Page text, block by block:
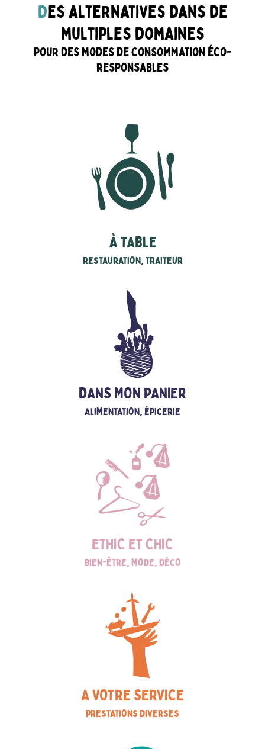
Des alternatives dans de
multiples domaines
pour des modes de consommation éco-
responsables
À TABLE
Restauration, traiteur
DANS MON PANIER
Alimentation, épicerie
ETHIC ET CHIC
Bien-être, mode, déco
A VOTRE SERVICE
Prestations diverses